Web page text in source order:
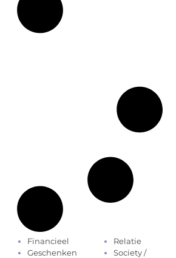
Financieel
Geschenken
Relatie
Society /